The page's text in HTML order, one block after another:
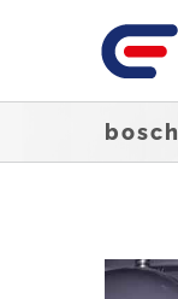
content